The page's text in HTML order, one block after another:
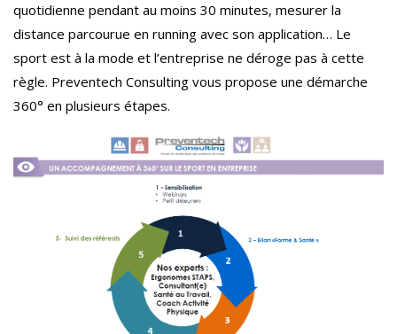
quotidienne pendant au moins 30 minutes, mesurer la
distance parcourue en running avec son application… Le
sport est à la mode et l’entreprise ne déroge pas à cette
règle. Preventech Consulting vous propose une démarche
360° en plusieurs étapes.